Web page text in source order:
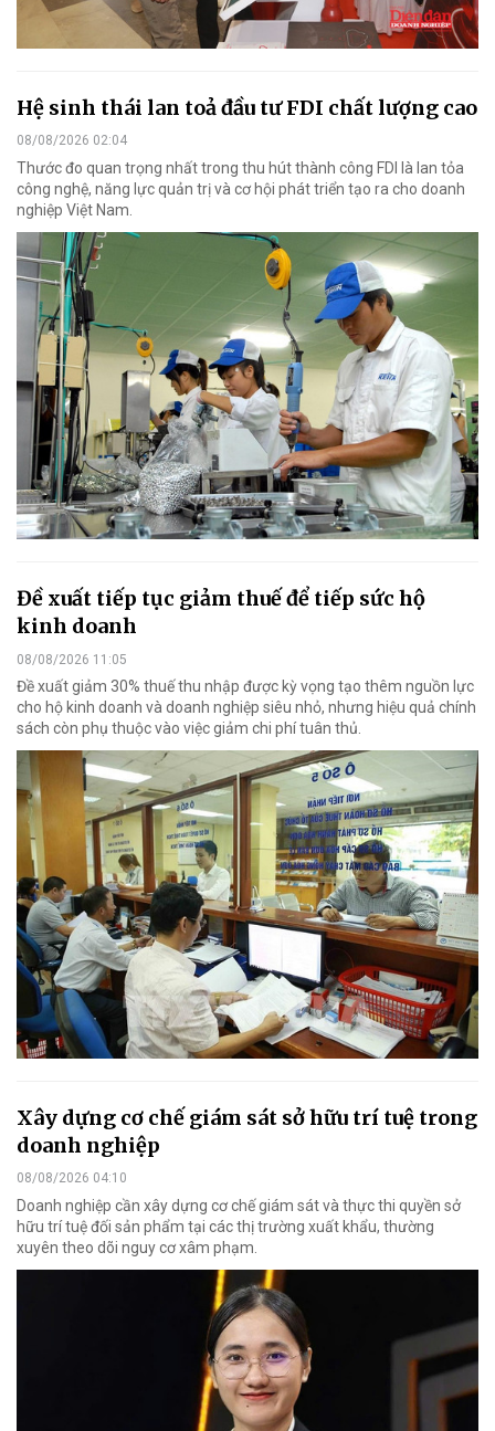
Hệ sinh thái lan toả đầu tư FDI chất lượng cao
08/08/2026 02:04
Thước đo quan trọng nhất trong thu hút thành công FDI là lan tỏa
công nghệ, năng lực quản trị và cơ hội phát triển tạo ra cho doanh
nghiệp Việt Nam.
Đề xuất tiếp tục giảm thuế để tiếp sức hộ
kinh doanh
08/08/2026 11:05
Đề xuất giảm 30% thuế thu nhập được kỳ vọng tạo thêm nguồn lực
cho hộ kinh doanh và doanh nghiệp siêu nhỏ, nhưng hiệu quả chính
sách còn phụ thuộc vào việc giảm chi phí tuân thủ.
Xây dựng cơ chế giám sát sở hữu trí tuệ trong
doanh nghiệp
08/08/2026 04:10
Doanh nghiệp cần xây dựng cơ chế giám sát và thực thi quyền sở
hữu trí tuệ đối sản phẩm tại các thị trường xuất khẩu, thường
xuyên theo dõi nguy cơ xâm phạm.